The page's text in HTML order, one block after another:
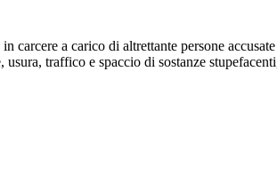
carcere a carico di altrettante persone
traffico e spaccio di sostanze